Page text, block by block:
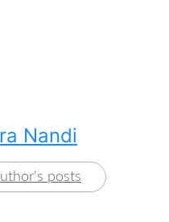
Nandi
posts